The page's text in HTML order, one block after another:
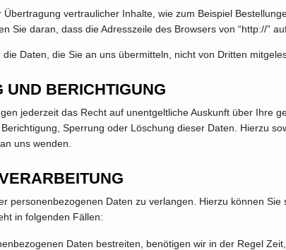
vertraulicher Inhalte, wie zum Beispiel
Sie daran, dass die Adresszeile des Browsers von “http://”
Daten, die Sie an uns übermitteln, nicht von Dritten
UND BERICHTIGUNG
jederzeit das Recht auf unentgeltliche Auskunft über Ihre
Sperrung oder Löschung dieser Daten. Hierzu
uns wenden.
personenbezogenen Daten zu verlangen. Hierzu können
in folgenden Fällen:
Daten bestreiten, benötigen wir in der Regel